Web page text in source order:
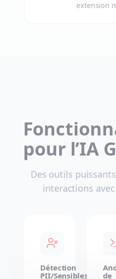
extension
pour l’IA
Des outils
interactions
Détection
PII/Sensibles
de